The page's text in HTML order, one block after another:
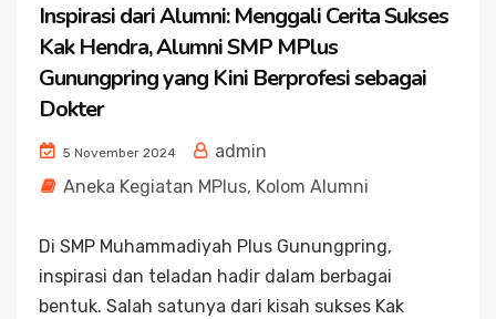
Inspirasi dari Alumni: Menggali Cerita Sukses
Kak Hendra, Alumni SMP MPlus
Gunungpring yang Kini Berprofesi sebagai
Dokter
5 November 2024
admin
Aneka Kegiatan MPlus, Kolom Alumni
Di SMP Muhammadiyah Plus Gunungpring,
inspirasi dan teladan hadir dalam berbagai
bentuk. Salah satunya dari kisah sukses Kak